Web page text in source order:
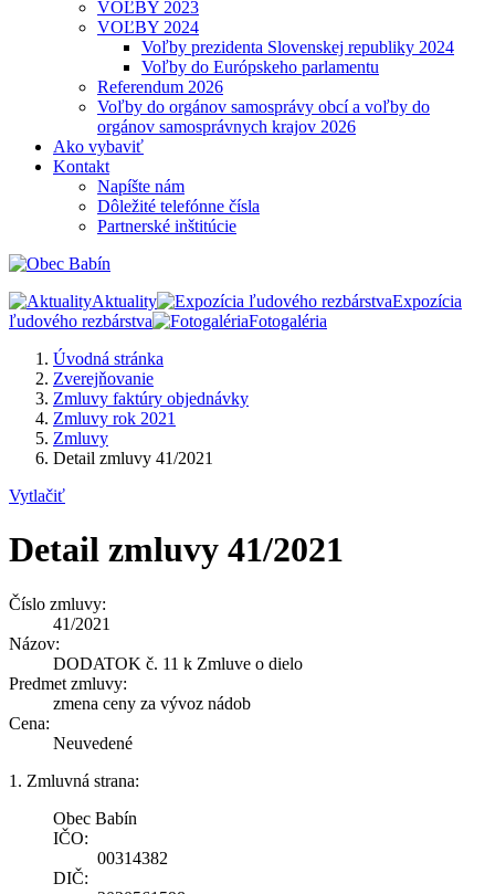
VOĽBY 2023
VOĽBY 2024
Voľby prezidenta Slovenskej republiky 2024
Voľby do Európskeho parlamentu
Referendum 2026
Voľby do orgánov samosprávy obcí a voľby do
orgánov samosprávnych krajov 2026
Ako vybaviť
Kontakt
Napíšte nám
Dôležité telefónne čísla
Partnerské inštitúcie
Aktuality
Expozícia
ľudového rezbárstva
Fotogaléria
Úvodná stránka
Zverejňovanie
Zmluvy faktúry objednávky
Zmluvy rok 2021
Zmluvy
Detail zmluvy 41/2021
Vytlačiť
Detail zmluvy 41/2021
Číslo zmluvy:
41/2021
Názov:
DODATOK č. 11 k Zmluve o dielo
Predmet zmluvy:
zmena ceny za vývoz nádob
Cena:
Neuvedené
1. Zmluvná strana:
Obec Babín
IČO:
00314382
DIČ: